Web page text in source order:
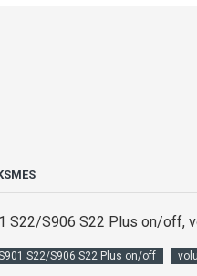
S22/S906 S22 Plus on/off,
S22/S906 S22 Plus on/off